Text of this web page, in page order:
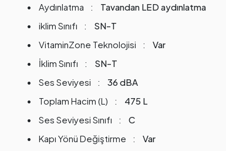
Aydınlatma
Tavandan LED aydınlatma
iklim Sınıfı
SN-T
VitaminZone Teknolojisi
Var
İklim Sınıfı
SN-T
Ses Seviyesi
36 dBA
Toplam Hacim (L)
475 L
Ses Seviyesi Sınıfı
C
Kapı Yönü Değiştirme
Var